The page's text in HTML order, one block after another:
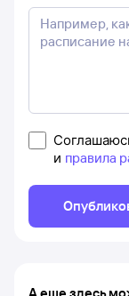
и правила